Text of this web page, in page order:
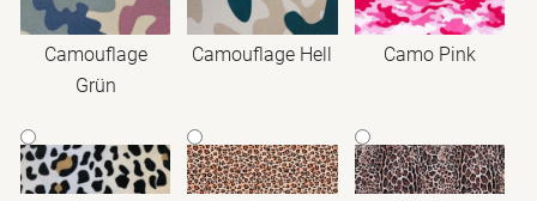
Camouflage
Grün
Camouflage Hell Camo Pink